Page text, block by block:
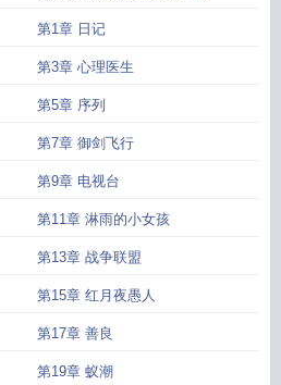
第1章 日记
第3章 心理医生
第5章 序列
第7章 御剑飞行
第9章 电视台
第11章 淋雨的小女孩
第13章 战争联盟
第15章 红月夜愚人
第17章 善良
第19章 蚁潮